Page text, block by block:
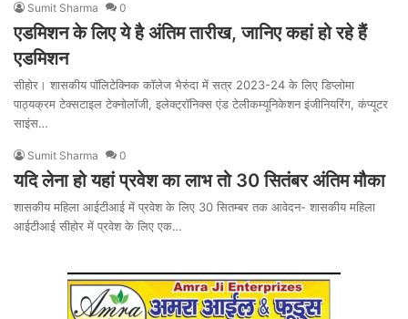
Sumit Sharma 0
एडमिशन के लिए ये है अंतिम तारीख, जानिए कहां हो रहे हैं
एडमिशन
सीहोर। शासकीय पॉलिटेक्निक कॉलेज भैरुंदा में सत्र 2023-24 के लिए डिप्लोमा
पाठ्यक्रम टेक्सटाइल टेक्नोलॉजी, इलेक्ट्रॉनिक्स एंड टेलीकम्यूनिकेशन इंजीनियरिंग, कंप्यूटर
साइंस…
Sumit Sharma 0
यदि लेना हो यहां प्रवेश का लाभ तो 30 सितंबर अंतिम मौका
शासकीय महिला आईटीआई में प्रवेश के लिए 30 सितम्बर तक आवेदन- शासकीय महिला
आईटीआई सीहोर में प्रवेश के लिए एक…